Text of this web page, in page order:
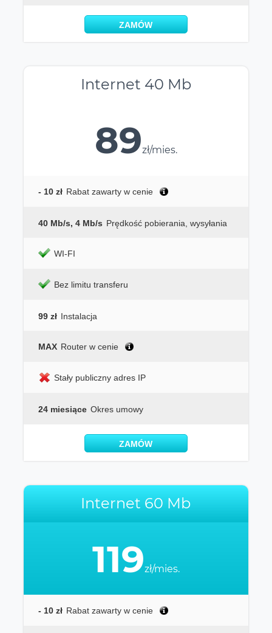
ZAMÓW
Internet 40 Mb
89zł/mies.
- 10 zł Rabat zawarty w cenie
40 Mb/s, 4 Mb/s Prędkość pobierania, wysyłania
WI-FI
Bez limitu transferu
99 zł Instalacja
MAX Router w cenie
Stały publiczny adres IP
24 miesiące Okres umowy
ZAMÓW
Internet 60 Mb
119zł/mies.
- 10 zł Rabat zawarty w cenie